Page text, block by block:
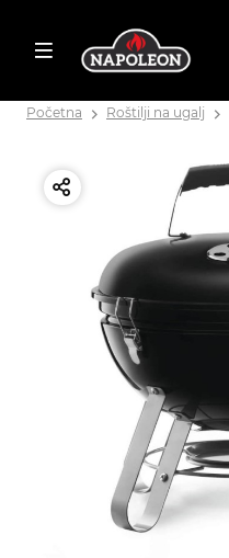
Početna Roštilji na ugalj